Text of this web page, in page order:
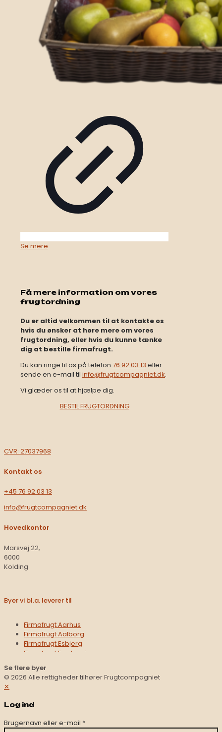
Se mere
Få mere information om vores
frugtordning
Du er altid velkommen til at kontakte os
hvis du ønsker at høre mere om vores
frugtordning, eller hvis du kunne tænke
dig at bestille firmafrugt.
Du kan ringe til os på telefon 76 92 03 13 eller
sende en e-mail til info@frugtcompagniet.dk.
Vi glæder os til at hjælpe dig.​
BESTIL FRUGTORDNING
CVR: 27037968
Kontakt os
+45 76 92 03 13​
info@frugtcompagniet.dk
Hovedkontor
Marsvej 22,
6000
Kolding
Byer vi bl.a. leverer til
Firmafrugt Aarhus
Firmafrugt Aalborg
Firmafrugt Esbjerg
Firmafrugt Fredericia
Firmafrugt Hedensted
Firmafrugt Herning
Firmafrugt Holstebro
Firmafrugt Horsens
Firmafrugt Kolding
Firmafrugt Middelfart
Se flere byer
© 2026 Alle rettigheder tilhører Frugtcompagniet
✕
Log ind
Brugernavn eller e-mail *